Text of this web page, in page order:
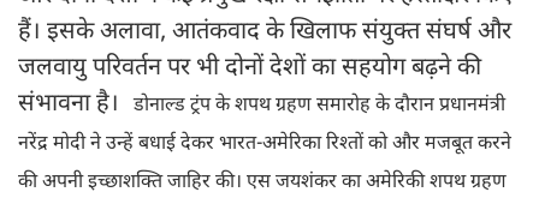
हैं। इसके अलावा, आतंकवाद के खिलाफ संयुक्त संघर्ष और
जलवायु परिवर्तन पर भी दोनों देशों का सहयोग बढ़ने की
संभावना है।
डोनाल्ड ट्रंप के शपथ ग्रहण समारोह के दौरान प्रधानमंत्री
नरेंद्र मोदी ने उन्हें बधाई देकर भारत-अमेरिका रिश्तों को और मजबूत करने
की अपनी इच्छाशक्ति जाहिर की। एस जयशंकर का अमेरिकी शपथ ग्रहण